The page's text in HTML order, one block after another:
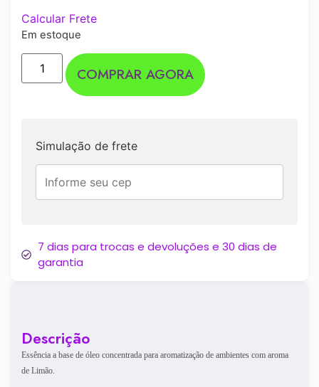
Descrição
Essência a base de óleo concentrada para aromatização de ambientes com aroma
de Limão.
Calcular Frete
Em estoque
COMPRAR AGORA
Simulação de frete
7 dias para trocas e devoluções e 30 dias de
garantia